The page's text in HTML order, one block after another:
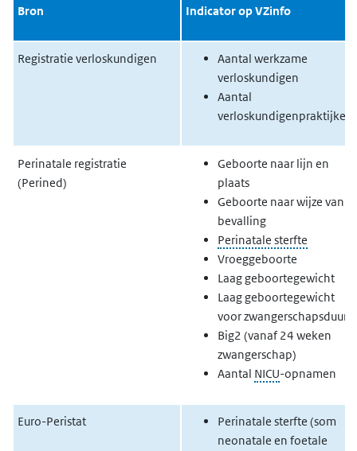
Bron Indicator op VZinfo
Registratie verloskundigen
Aantal werkzame
verloskundigen
Aantal
verloskundigenpraktijken
Perinatale registratie
(Perined)
Geboorte naar lijn en
plaats
Geboorte naar wijze van
bevalling
Perinatale sterfte
Vroeggeboorte
Laag geboortegewicht
Laag geboortegewicht
voor zwangerschapsduur
Big2 (vanaf 24 weken
zwangerschap)
Aantal NICU-opnamen
Euro-Peristat
Perinatale sterfte (som
neonatale en foetale